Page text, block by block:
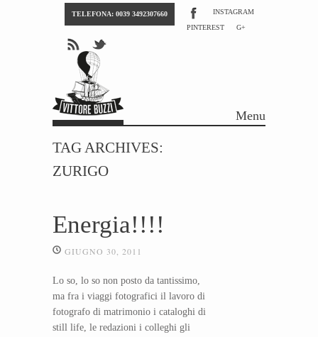
TELEFONA: 0039 3492307660
INSTAGRAM
PINTEREST
G+
Menu
TAG ARCHIVES:
ZURIGO
Energia!!!!
GIUGNO 30, 2011
Lo so, lo so non posto da tantissimo,
ma fra i viaggi fotografici il lavoro di
fotografo di matrimonio i cataloghi di
still life, le redazioni i colleghi gli